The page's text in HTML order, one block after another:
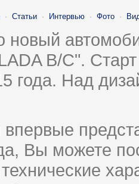
· Статьи · Интервью · Фото ·
новый
B/C".
года. Над
Вы можете
технические